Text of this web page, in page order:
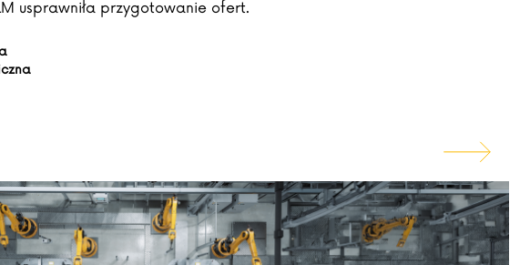
usprawniła przygotowanie ofert.